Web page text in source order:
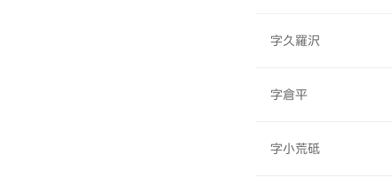
字久羅沢
字倉平
字小荒砥